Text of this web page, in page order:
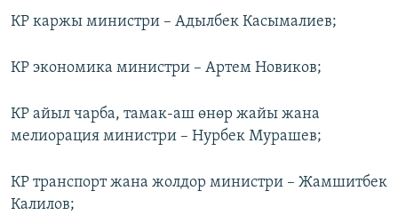
КР каржы министри – Адылбек Касымалиев;
КР экономика министри – Артем Новиков;
КР айыл чарба, тамак-аш өнөр жайы жана
мелиорация министри – Нурбек Мурашев;
КР транспорт жана жолдор министри – Жамшитбек
Калилов;